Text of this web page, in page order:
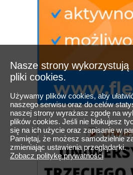
Nasze strony wykorzystują
pliki cookies.
Używamy plików cookies, aby
naszego serwisu oraz do celów
naszej strony wyrażasz zgodę na
plików cookies. Jeśli nie blokujesz
się na ich użycie oraz zapisanie w
Pamiętaj, że możesz samodzielnie
zmieniając ustawienia przeglądarki.
Zobacz politykę prywatności